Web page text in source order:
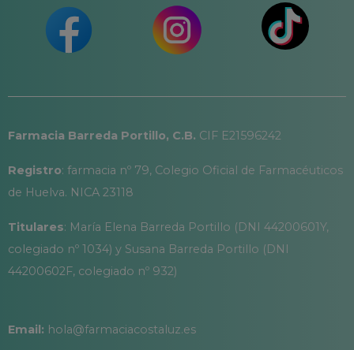
Farmacia Barreda Portillo, C.B. CIF E21596242
Registro: farmacia nº 79, Colegio Oficial de Farmacéuticos
de Huelva. NICA 23118
Titulares: María Elena Barreda Portillo (DNI 44200601Y,
colegiado nº 1034) y Susana Barreda Portillo (DNI
44200602F, colegiado nº 932)
Email: hola@farmaciacostaluz.es